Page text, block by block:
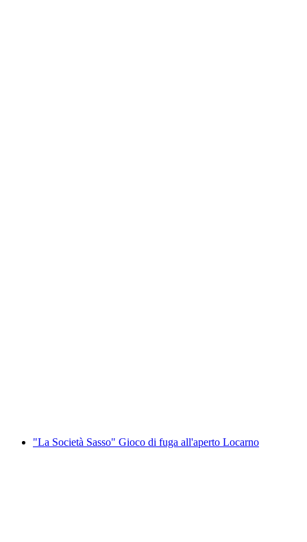
"La Società Sasso" Gioco di fuga all'aperto Locarno